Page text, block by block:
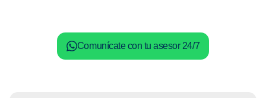
Comunícate con tu asesor 24/7